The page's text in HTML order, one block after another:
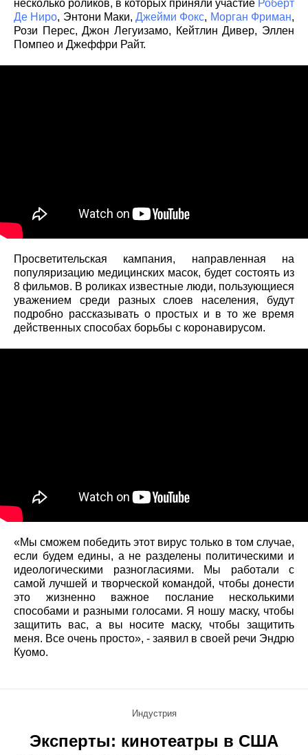
несколько роликов, в которых приняли участие Роберт
Де Ниро, Энтони Маки,Джейми Фокс, Морган Фриман,
Рози Перес, Джон Легуизамо, Кейтлин Дивер, Эллен
Помпео и Джеффри Райт.
Просветительская кампания, направленная на
популяризацию медицинских масок, будет состоять из
8 фильмов. В роликах известные люди, пользующиеся
уважением среди разных слоев населения, будут
подробно рассказывать о простых и в то же время
действенных способах борьбы с коронавирусом.
«Мы сможем победить этот вирус только в том случае,
если будем едины, а не разделены политическими и
идеологическими разногласиями. Мы работали с
самой лучшей и творческой командой, чтобы донести
это жизненно важное послание несколькими
способами и разными голосами. Я ношу маску, чтобы
защитить вас, а вы носите маску, чтобы защитить
меня. Все очень просто», - заявил в своей речи Эндрю
Куомо.
Индустрия
Эксперты: кинотеатры в США